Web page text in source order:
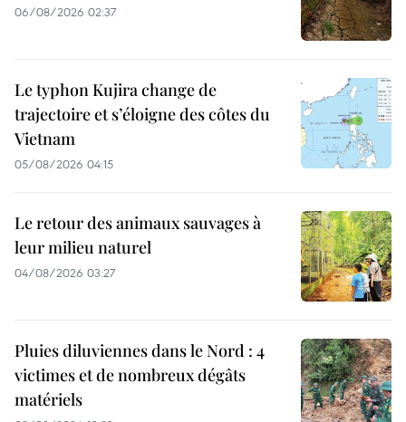
06/08/2026 02:37
Le typhon Kujira change de
trajectoire et s’éloigne des côtes du
Vietnam
05/08/2026 04:15
Le retour des animaux sauvages à
leur milieu naturel
04/08/2026 03:27
Pluies diluviennes dans le Nord : 4
victimes et de nombreux dégâts
matériels